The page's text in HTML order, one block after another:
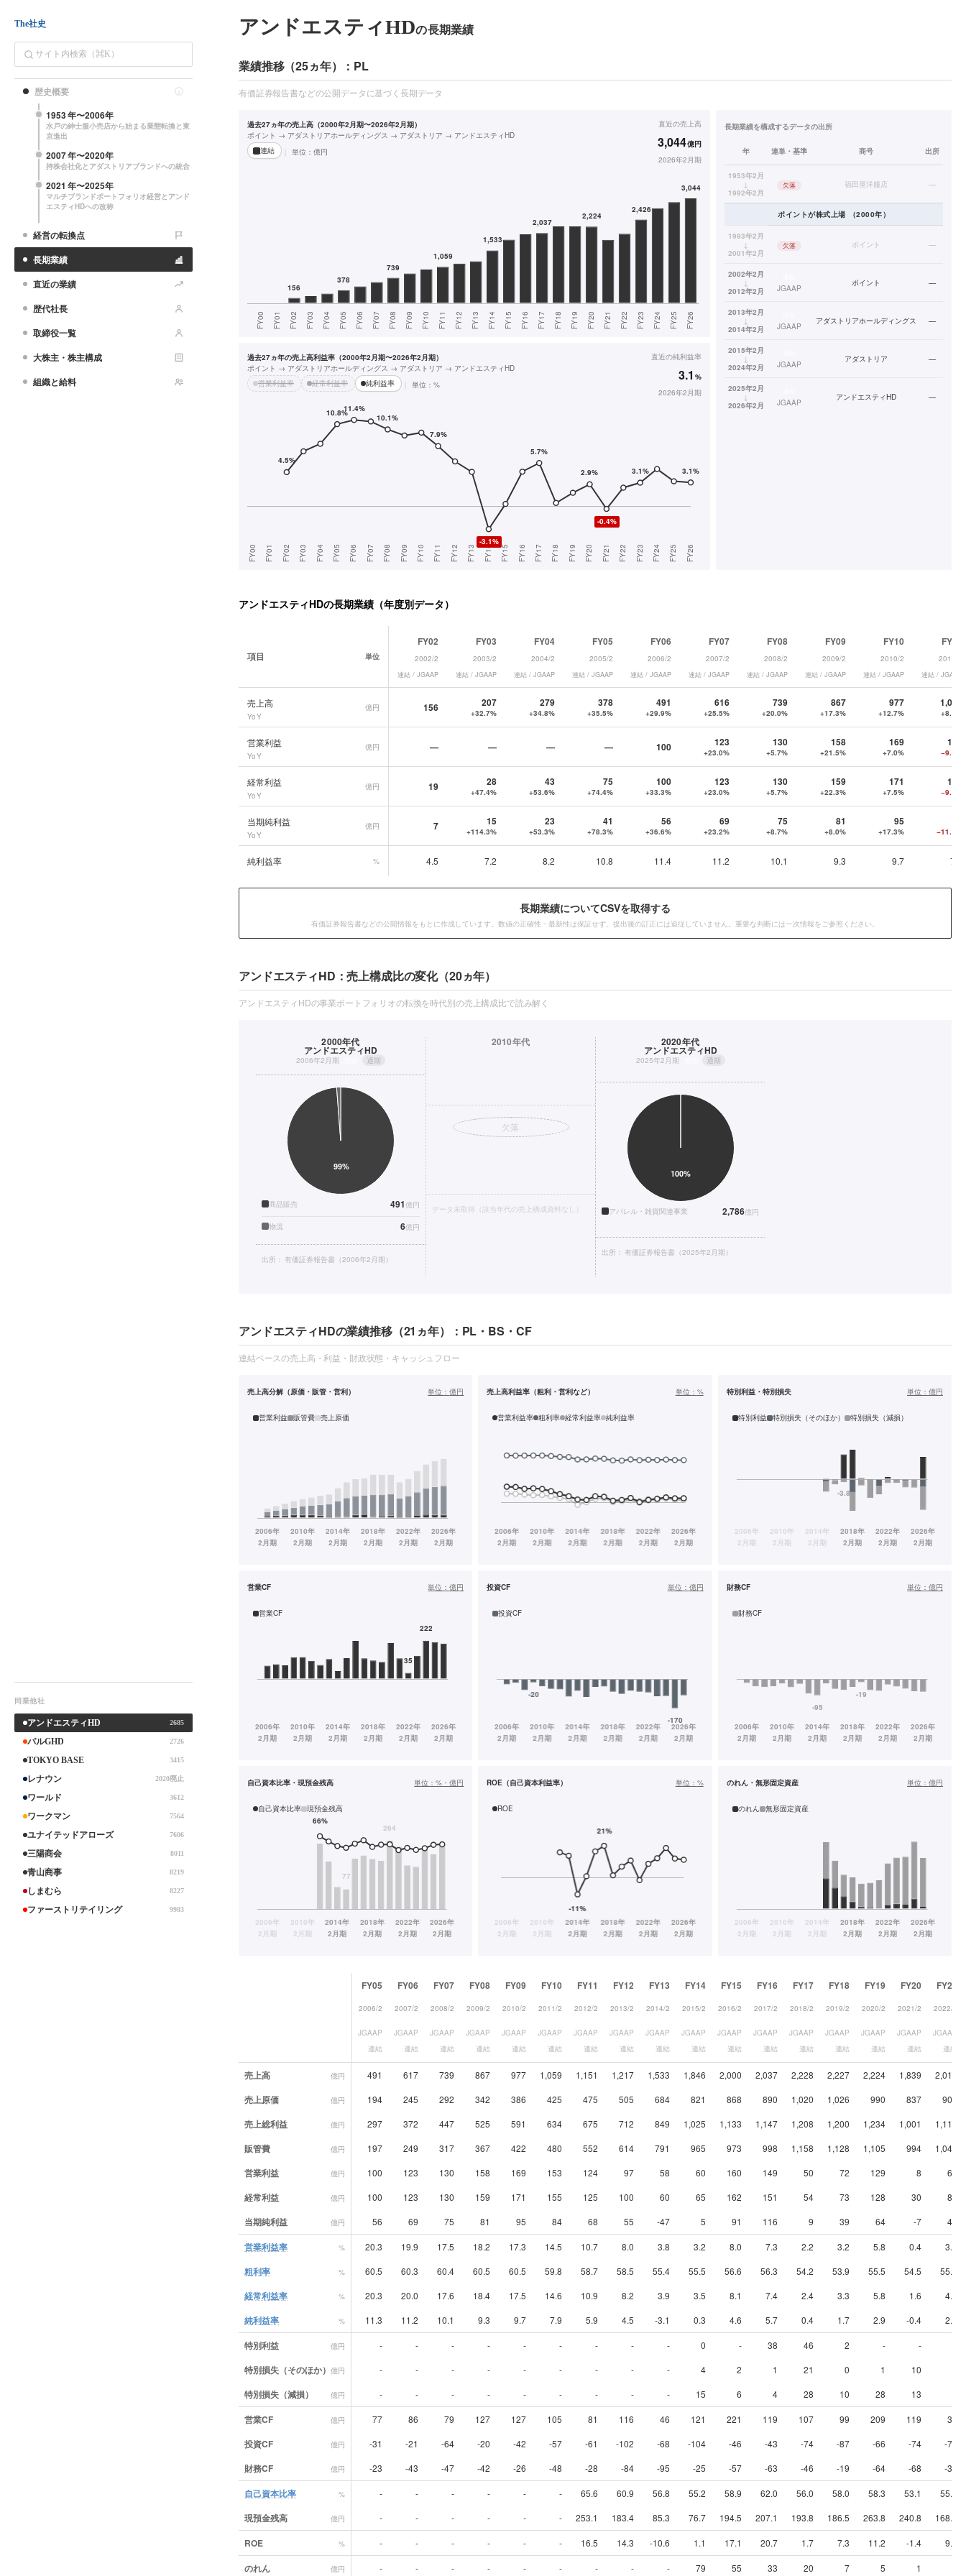
The社史
歴史概要
1953年〜2006年
水戸の紳士服小売店から始まる業態転換と東
京進出
2007年〜2020年
持株会社化とアダストリアブランドへの統合
2021 年〜2025年
マルチブランドポートフォリオ経営とアンド
エスティHDへの改称
経営の転換点
長期業績
直近の業績
歴代社長
取締役一覧
大株主・株主構成
組織と給料
同業他社
アンドエスティHD 2685
パルGHD 2726
TOKYO BASE 3415
レナウン 2020廃止
ワールド 3612
ワークマン 7564
ユナイテッドアローズ 7606
三陽商会 8011
青山商事 8219
しまむら 8227
ファーストリテイリング 9983
アンドエスティHDの長期業績
業績推移（25ヵ年）：PL
有価証券報告書などの公開データに基づく長期データ
過去27ヵ年の売上高（2000年2月期〜2026年2月期）
ポイント → アダストリアホールディングス → アダストリア → アンドエスティHD
連結
単位： 億円
直近の売上高
3,044億円
2026年2月期
過去27ヵ年の売上高利益率（2000年2月期〜2026年2月期）
ポイント → アダストリアホールディングス → アダストリア → アンドエスティHD
営業利益率
経常利益率 純利益率 単位：%
直近の純利益率
3.1 %
2026年2月期
長期業績を構成するデータの出所
年 連単・基準 商号 出所
1953年2月
↓
1992年2月
欠落 福田屋洋服店 —
ポイントが株式上場 （2000年）
1993年2月
↓
2001年2月
欠落 ポイント —
2002年2月
↓
2012年2月
JGAAP
ポイント —
2013年2月
↓
2014年2月
JGAAP
アダストリアホールディングス —
2015年2月
↓
2024年2月
JGAAP
アダストリア —
2025年2月
↓
2026年2月
JGAAP
アンドエスティHD —
アンドエスティHDの長期業績（年度別データ）
項目 単位
FY02
2002/2
連結 / JGAAP
FY03
2003/2
連結 / JGAAP
FY04
2004/2
連結 / JGAAP
FY05
2005/2
連結 / JGAAP
FY06
2006/2
連結 / JGAAP
FY07
2007/2
連結 / JGAAP
FY08
2008/2
連結 / JGAAP
FY09
2009/2
連結 / JGAAP
FY10
2010/2
連結 / JGAAP
FY11
2011/2
連結 / JGAAP
売上高
YoY
億円 156 207
+32.7%
279
+34.8%
378
+35.5%
491
+29.9%
616
+25.5%
739
+20.0%
867
+17.3%
977
+12.7%
1,059
+8.4%
営業利益
YoY
億円 — — — — 100 123
+23.0%
130
+5.7%
158
+21.5%
169
+7.0%
153
−9.5%
経常利益
YoY
億円 19 28
+47.4%
43
+53.6%
75
+74.4%
100
+33.3%
123
+23.0%
130
+5.7%
159
+22.3%
171
+7.5%
155
−9.4%
当期純利益
YoY
億円 7 15
+114.3%
23
+53.3%
41
+78.3%
56
+36.6%
69
+23.2%
75
+8.7%
81
+8.0%
95
+17.3% −11.6%
純利益率 % 4.5 7.2 8.2 10.8 11.4 11.2 10.1 9.3 9.7 7.9
長期業績についてCSVを取得する
有価証券報告書などの公開情報をもとに作成しています。数値の正確性・最新性は保証せず、提出後の訂正には追従していません。重要な判断には一次情報をご参照ください。
アンドエスティHD：売上構成比の変化（20ヵ年）
アンドエスティHDの事業ポートフォリオの転換を時代別の売上構成比で読み解く
2000年代
アンドエスティHD
2006年2月期 通期
商品販売 491億円
物流 6億円
出所： 有価証券報告書（2006年2月期）
2010年代
欠落
データ未取得（該当年代の売上構成資料なし）
2020年代
アンドエスティHD
2025年2月期 通期
アパレル・雑貨関連事業 2,786億円
出所： 有価証券報告書（2025年2月期）
アンドエスティHDの業績推移（21ヵ年）：PL・BS・CF
連結ベースの売上高・利益・財政状態・キャッシュフロー
売上高分解（原価・販管・営利） 単位：億円
営業利益 販管費 売上原価
売上高利益率（粗利・営利など） 単位： %
営業利益率 粗利率 経常利益率 純利益率
特別利益・特別損失 単位： 億円
特別利益 特別損失（そのほか） 特別損失（減損）
営業CF 単位：億円
営業CF
投資CF 単位： 億円
投資CF
財務CF 単位： 億円
財務CF
自己資本比率・現預金残高 単位：%・億円
自己資本比率 現預金残高
ROE（自己資本利益率） 単位： %
ROE
のれん・無形固定資産 単位： 億円
のれん 無形固定資産
業績データ一覧
FY05 FY06 FY07 FY08 FY09 FY10 FY11 FY12 FY13 FY14 FY15 FY16 FY17 FY18 FY19 FY20 FY21
2006/2 2007/2 2008/2 2009/2 2010/2 2011/2 2012/2 2013/2 2014/2 2015/2 2016/2 2017/2 2018/2 2019/2 2020/2 2021/2 2022/2
JGAAP
連結
JGAAP
連結
JGAAP
連結
JGAAP
連結
JGAAP
連結
JGAAP
連結
JGAAP
連結
JGAAP
連結
JGAAP
連結
JGAAP
連結
JGAAP
連結
JGAAP
連結
JGAAP
連結
JGAAP
連結
JGAAP
連結
JGAAP
連結
JGAAP
連結
売上高 億円 491 617 739 867 977 1,059 1,151 1,217 1,533 1,846 2,000 2,037 2,228 2,227 2,224 1,839 2,016
売上原価 億円 194 245 292 342 386 425 475 505 684 821 868 890 1,020 1,026 990 837 906
売上総利益 億円 297 372 447 525 591 634 675 712 849 1,025 1,133 1,147 1,208 1,200 1,234 1,001 1,110
販管費 億円 197 249 317 367 422 480 552 614 791 965 973 998 1,158 1,128 1,105 994 1,044
営業利益 億円 100 123 130 158 169 153 124 97 58 60 160 149 50 72 129 8 66
経常利益 億円 100 123 130 159 171 155 125 100 60 65 162 151 54 73 128 30 82
当期純利益 億円 56 69 75 81 95 84 68 55 -47 5 91 116 9 39 64 -7 49
営業利益率 % 20.3 19.9 17.5 18.2 17.3 14.5 10.7 8.0 3.8 3.2 8.0 7.3 2.2 3.2 5.8 0.4 3.3
粗利率 % 60.5 60.3 60.4 60.5 60.5 59.8 58.7 58.5 55.4 55.5 56.6 56.3 54.2 53.9 55.5 54.5 55.1
経常利益率 % 20.3 20.0 17.6 18.4 17.5 14.6 10.9 8.2 3.9 3.5 8.1 7.4 2.4 3.3 5.8 1.6 4.1
純利益率 % 11.3 11.2 10.1 9.3 9.7 7.9 5.9 4.5 -3.1 0.3 4.6 5.7 0.4 1.7 2.9 -0.4 2.4
特別利益 億円 - - - - - - - - - 0 - 38 46 2 - -
特別損失（そのほか） 億円 - - - - - - - - - 4 2 1 21 0 1 10
特別損失（減損） 億円 - - - - - - - - - 15 6 4 28 10 28 13
営業CF 億円 77 86 79 127 127 105 81 116 46 121 221 119 107 99 209 119 35
投資CF 億円 -31 -21 -64 -20 -42 -57 -61 -102 -68 -104 -46 -43 -74 -87 -66 -74 -78
財務CF 億円 -23 -43 -47 -42 -26 -48 -28 -84 -95 -25 -57 -63 -46 -19 -64 -68 -33
自己資本比率 % - - - - - - 65.6 60.9 56.8 55.2 58.9 62.0 56.0 58.0 58.3 53.1 55.1
現預金残高 億円 - - - - - - 253.1 183.4 85.3 76.7 194.5 207.1 193.8 186.5 263.8 240.8 168.6
ROE % - - - - - - 16.5 14.3 -10.6 1.1 17.1 20.7 1.7 7.3 11.2 -1.4 9.1
のれん 億円 - - - - - - - - - 79 55 33 20 7 5 1